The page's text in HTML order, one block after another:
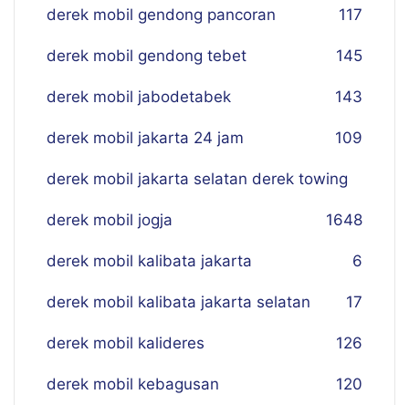
derek mobil gendong pancoran 117
derek mobil gendong tebet 145
derek mobil jabodetabek 143
derek mobil jakarta 24 jam 109
derek mobil jakarta selatan derek towing
48
derek mobil jogja 16
derek mobil kalibata jakarta 6
derek mobil kalibata jakarta selatan 17
derek mobil kalideres 126
derek mobil kebagusan 120